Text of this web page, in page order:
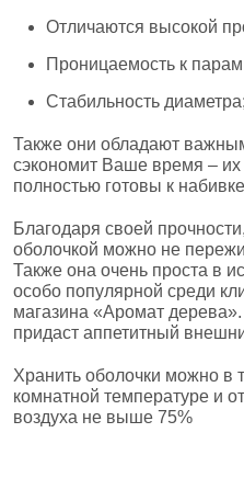
Отличаются высокой
Проницаемость к парам
Стабильность диаметра;
Также они обладают
сэкономит Ваше время –
полностью готовы к
Благодаря своей
оболочкой можно не
Также она очень проста в
особо популярной среди
магазина «Аромат
придаст аппетитный
Хранить оболочки можно в
комнатной температуре и
воздуха не выше 75%